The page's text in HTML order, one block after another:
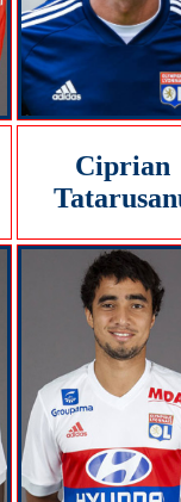
Ciprian